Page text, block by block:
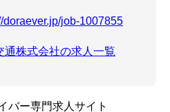
doraever.jp/job-1007855
通株式会社の求人一覧
バー専門求人サイト